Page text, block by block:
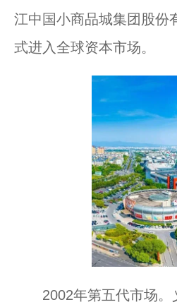
江中国小商品城集团股份
式进入全球资本市场。
2002年第五代市场